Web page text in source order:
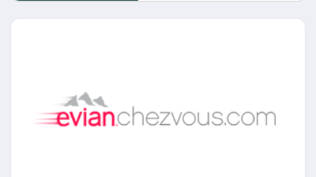
Fitvia